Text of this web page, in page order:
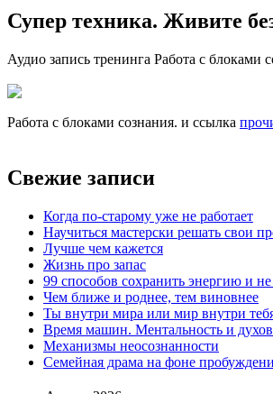
Супер техника. Живите
Аудио запись тренинга Работа с блоками
Работа с блоками сознания. и ссылка
Свежие записи
Когда по-старому уже не работает
Научиться мастерски решать свои
Лучше чем кажется
Жизнь про запас
99 способов сохранить энергию и
Чем ближе и роднее, тем виновнее
Ты внутри мира или мир внутри
Время машин. Ментальность и
Механизмы неосознанности
Семейная драма на фоне